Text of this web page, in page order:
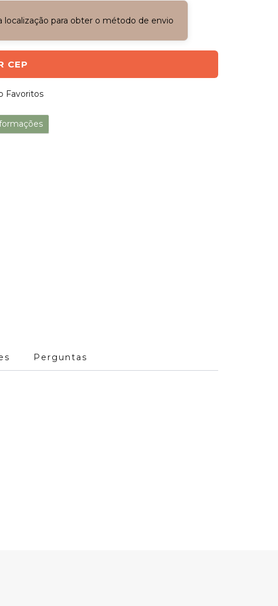
localização para obter o método de envio
CEP
Favoritos
Perguntas